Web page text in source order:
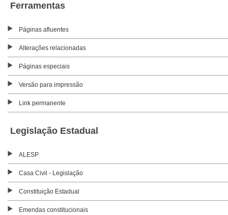
Ferramentas
Páginas afluentes
Alterações relacionadas
Páginas especiais
Versão para impressão
Link permanente
Legislação Estadual
ALESP
Casa Civil - Legislação
Constituição Estadual
Emendas constitucionais